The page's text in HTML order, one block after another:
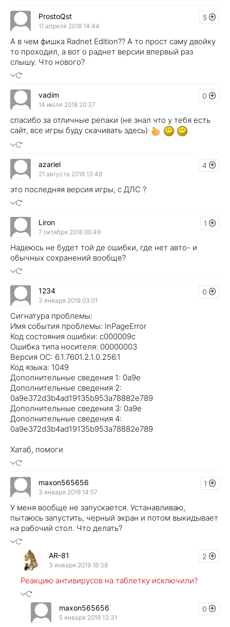
5
ProstoQst
11 апреля 2018 14:44
А в чем фишка Radnet Edition?? А то прост саму двойку
то проходил, а вот о раднет версии впервый раз
слышу. Что нового?
0
vadim
14 июля 2018 20:37
спасибо за отличные репаки (не знал что у тебя есть
сайт, все игры буду скачивать здесь)
4
azariel
21 августа 2018 13:48
это последняя версия игры, с ДЛС ?
1
Liron
7 октября 2018 00:49
Надеюсь не будет той де ошибки, где нет авто- и
обычных сохранений вообще?
0
1234
3 января 2019 03:01
Сигнатура проблемы:
Имя события проблемы: InPageError
Код состояния ошибки: c000009c
Ошибка типа носителя: 00000003
Версия ОС: 6.1.7601.2.1.0.256.1
Код языка: 1049
Дополнительные сведения 1: 0a9e
Дополнительные сведения 2:
0a9e372d3b4ad19135b953a78882e789
Дополнительные сведения 3: 0a9e
Дополнительные сведения 4:
0a9e372d3b4ad19135b953a78882e789
Хатаб, помоги
1
maxon565656
3 января 2019 14:57
У меня вообще не запускается. Устанавливаю,
пытаюсь запустить, черный экран и потом выкидывает
на рабочий стол. Что делать?
2
AR-81
3 января 2019 18:38
Реакцию антивирусов на таблетку исключили?
0
maxon565656
5 января 2019 13:31